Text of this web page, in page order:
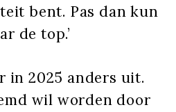
bent. Pas dan kun
de top.’
in 2025 anders uit.
wil worden door